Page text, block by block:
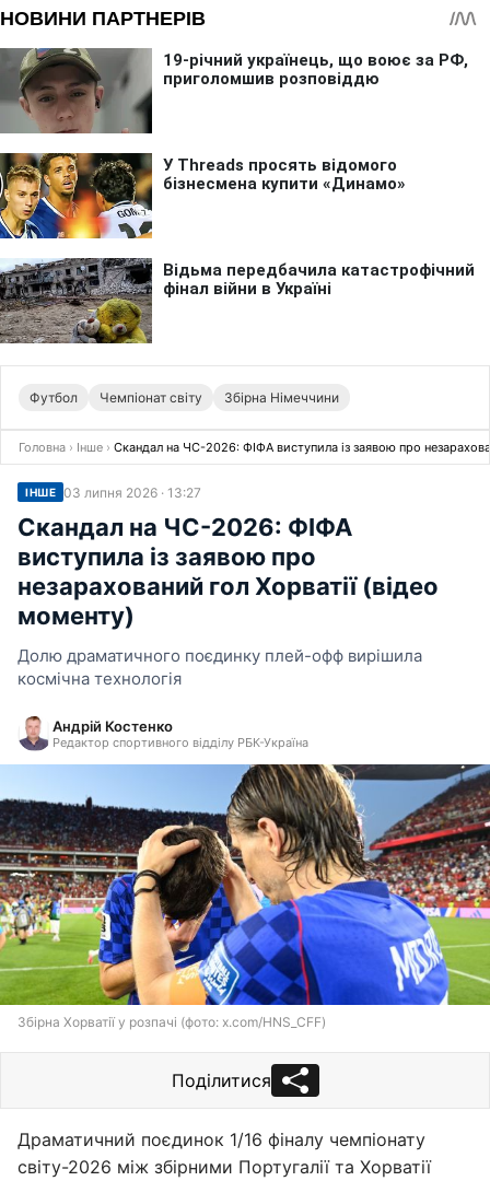
Футбол Чемпіонат світу Збірна Німеччини
Головна › Інше › Скандал на ЧС-2026: ФІФА виступила із заявою про
ІНШЕ 03 липня 2026 · 13:27
Скандал на ЧС-2026: ФІФА
виступила із заявою про
незарахований гол Хорватії (відео
моменту)
Долю драматичного поєдинку плей-офф вирішила
космічна технологія
Андрій Костенко
Редактор спортивного відділу РБК-Україна
Збірна Хорватії у розпачі (фото: x.com/HNS_CFF)
Поділитися
Драматичний поєдинок 1/16 фіналу чемпіонату
світу-2026 між збірними Португалії та Хорватії